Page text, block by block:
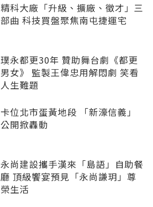
精科大廠「升級、擴廠、徵才」三
部曲 科技買盤聚焦南屯捷運宅
璞永都更30年 贊助舞台劇《都更
男女》 監製王偉忠用解悶劇 笑看
人生難題
卡位北市蛋黃地段 「新濠信義」
公開掀轟動
永尚建設攜手漢來「島語」自助餐
廳 頂級饗宴預見「永尚謙玥」尊
榮生活